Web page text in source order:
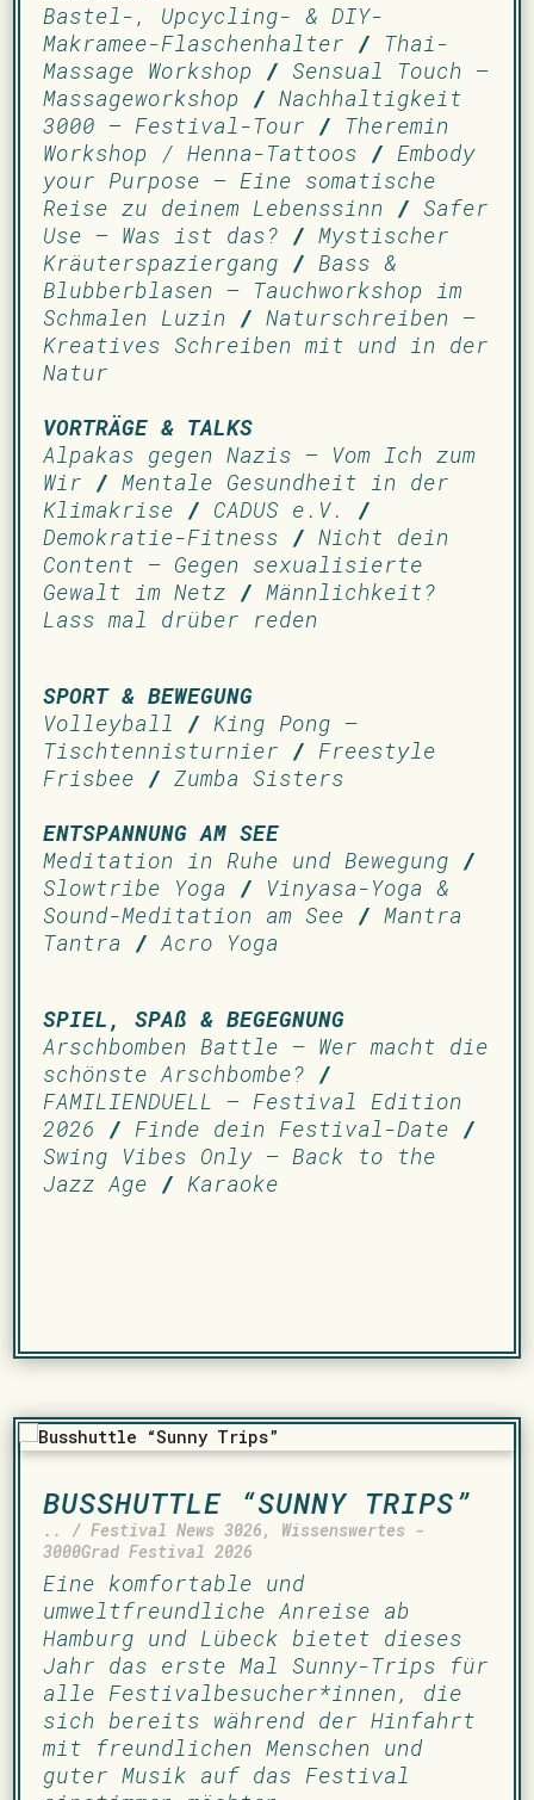
Bastel-, Upcycling- & DIY-
Makramee-Flaschenhalter / Thai-
Massage Workshop / Sensual Touch –
Massageworkshop /Nachhaltigkeit
3000 – Festival-Tour / Theremin
Workshop / Henna-Tattoos /Embody
your Purpose – Eine somatische
Reise zu deinem Lebenssinn / Safer
Use – Was ist das? /Mystischer
Kräuterspaziergang /Bass &
Blubberblasen – Tauchworkshop im
Schmalen Luzin /Naturschreiben –
Kreatives Schreiben mit und in der
Natur
VORTRÄGE & TALKS
­Alpakas gegen Nazis – Vom Ich zum
Wir /Mentale Gesundheit in der
Klimakrise / CADUS e.V.
/
Demokratie-Fitness /Nicht dein
Content – Gegen sexualisierte
Gewalt im Netz /Männlichkeit?
Lass mal drüber reden
SPORT & BEWEGUNG
­Volleyball /King Pong –
Tischtennisturnier / Freestyle
Frisbee /Zumba Sisters
ENTSPANNUNG AM SEE
Meditation in Ruhe und Bewegung /
Slowtribe Yoga / Vinyasa-Yoga &
Sound-Meditation am See /Mantra
Tantra /Acro Yoga
SPIEL, SPAß & BEGEGNUNG
­Arschbomben Battle – Wer macht die
schönste Arschbombe? /
FAMILIENDUELL – Festival Edition
2026 / Finde dein Festival-Date /
Swing Vibes Only – Back to the
Jazz Age /Karaoke
BUSSHUTTLE “SUNNY TRIPS”
.. / Festival News 3026, Wissenswertes -
3000Grad Festival 2026
Eine komfortable und
umweltfreundliche Anreise ab
Hamburg und Lübeck bietet dieses
Jahr das erste Mal Sunny-Trips für
alle Festivalbesucher*innen, die
sich bereits während der Hinfahrt
mit freundlichen Menschen und
guter Musik auf das Festival